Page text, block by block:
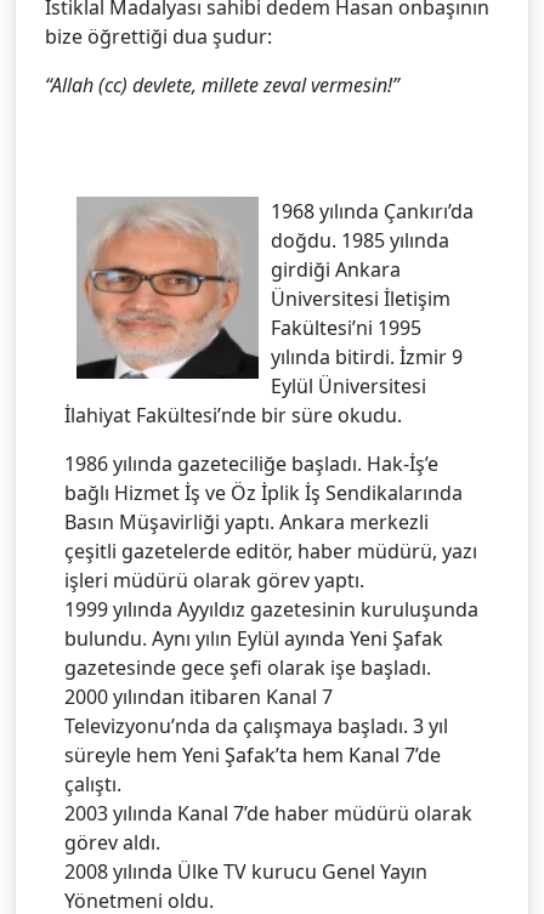
İstiklal Madalyası sahibi dedem Hasan onbaşının
bize öğrettiği dua şudur:
“Allah (cc) devlete, millete zeval vermesin!”
1968 yılında Çankırı’da
doğdu. 1985 yılında
girdiği Ankara
Üniversitesi İletişim
Fakültesi’ni 1995
yılında bitirdi. İzmir 9
Eylül Üniversitesi
İlahiyat Fakültesi’nde bir süre okudu.
1986 yılında gazeteciliğe başladı. Hak-İş’e
bağlı Hizmet İş ve Öz İplik İş Sendikalarında
Basın Müşavirliği yaptı. Ankara merkezli
çeşitli gazetelerde editör, haber müdürü, yazı
işleri müdürü olarak görev yaptı.
1999 yılında Ayyıldız gazetesinin kuruluşunda
bulundu. Aynı yılın Eylül ayında Yeni Şafak
gazetesinde gece şefi olarak işe başladı.
2000 yılından itibaren Kanal 7
Televizyonu’nda da çalışmaya başladı. 3 yıl
süreyle hem Yeni Şafak’ta hem Kanal 7’de
çalıştı.
2003 yılında Kanal 7’de haber müdürü olarak
görev aldı.
2008 yılında Ülke TV kurucu Genel Yayın
Yönetmeni oldu.